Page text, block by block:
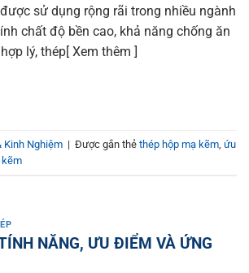
sử dụng rộng rãi trong nhiều ngành
chất độ bền cao, khả năng chống ăn
lý, thép[ Xem thêm ]
Kinh Nghiệm | Được gắn thẻ thép hộp mạ kẽm ứu
kẽm
NĂNG, ƯU ĐIỂM VÀ ỨNG